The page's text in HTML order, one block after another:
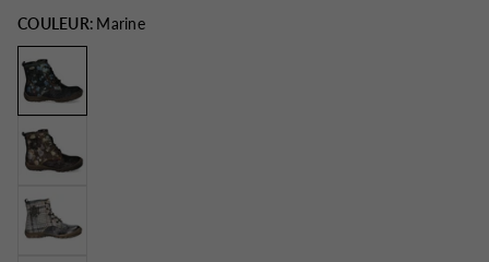
COULEUR: Marine